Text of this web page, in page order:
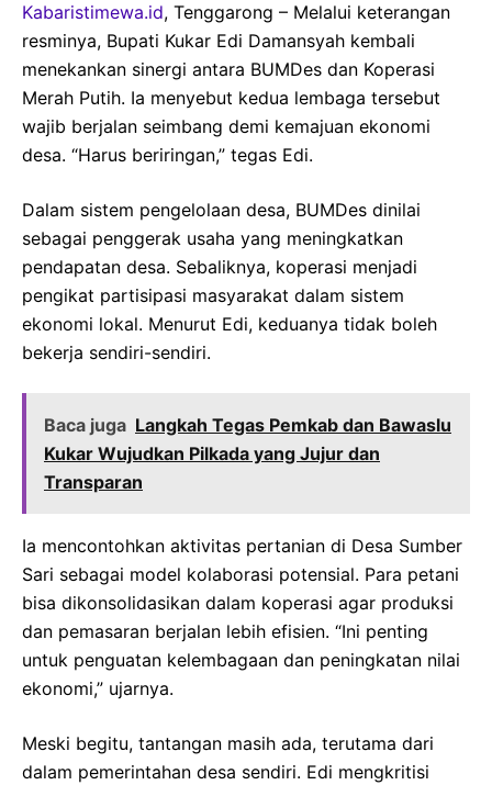
Kabaristimewa.id, Tenggarong – Melalui keterangan
resminya, Bupati Kukar Edi Damansyah kembali
menekankan sinergi antara BUMDes dan Koperasi
Merah Putih. Ia menyebut kedua lembaga tersebut
wajib berjalan seimbang demi kemajuan ekonomi
desa. “Harus beriringan,” tegas Edi.
Dalam sistem pengelolaan desa, BUMDes dinilai
sebagai penggerak usaha yang meningkatkan
pendapatan desa. Sebaliknya, koperasi menjadi
pengikat partisipasi masyarakat dalam sistem
ekonomi lokal. Menurut Edi, keduanya tidak boleh
bekerja sendiri-sendiri.
Baca juga Langkah Tegas Pemkab dan Bawaslu
Kukar Wujudkan Pilkada yang Jujur dan
Transparan
Ia mencontohkan aktivitas pertanian di Desa Sumber
Sari sebagai model kolaborasi potensial. Para petani
bisa dikonsolidasikan dalam koperasi agar produksi
dan pemasaran berjalan lebih efisien. “Ini penting
untuk penguatan kelembagaan dan peningkatan nilai
ekonomi,” ujarnya.
Meski begitu, tantangan masih ada, terutama dari
dalam pemerintahan desa sendiri. Edi mengkritisi